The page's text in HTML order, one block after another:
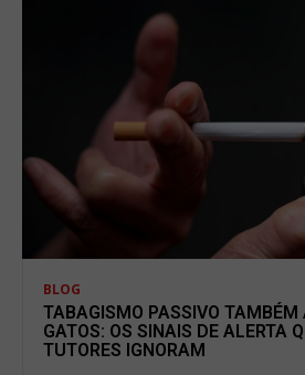
BLOG
TABAGISMO PASSIVO TAMBÉM
GATOS: OS SINAIS DE ALERTA
TUTORES IGNORAM